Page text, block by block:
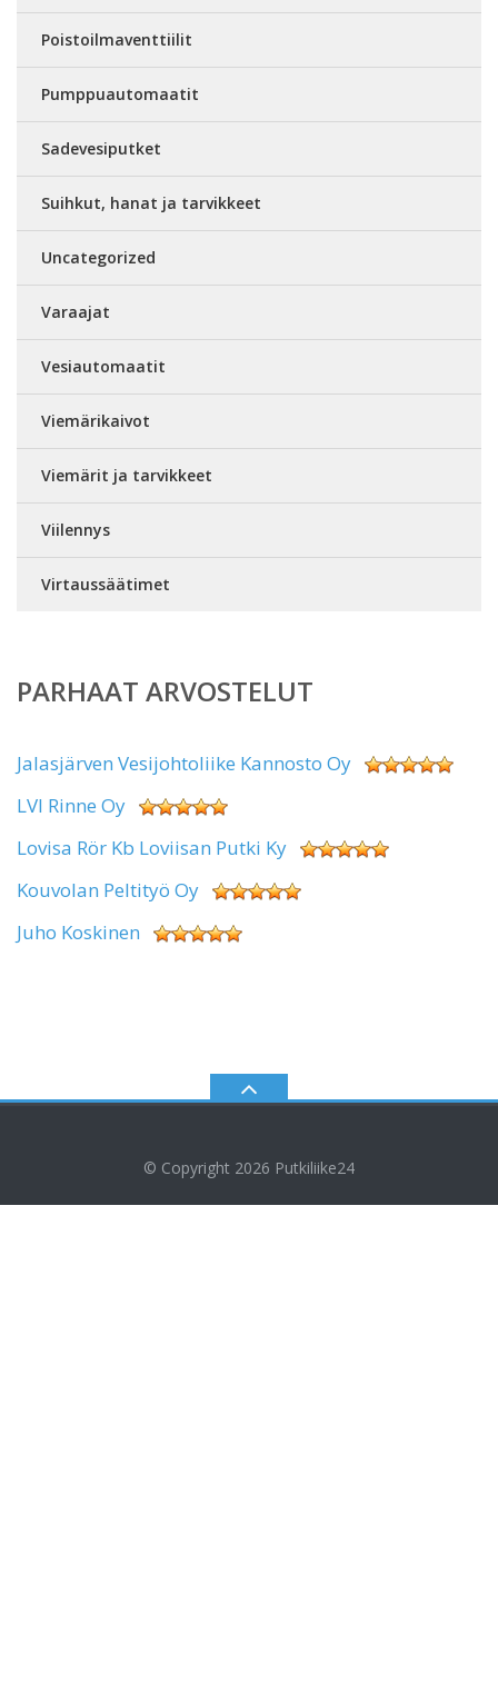
Poistoilmaventtiilit
Pumppuautomaatit
Sadevesiputket
Suihkut, hanat ja tarvikkeet
Uncategorized
Varaajat
Vesiautomaatit
Viemärikaivot
Viemärit ja tarvikkeet
Viilennys
Virtaussäätimet
PARHAAT ARVOSTELUT
Jalasjärven Vesijohtoliike Kannosto Oy
LVI Rinne Oy
Lovisa Rör Kb Loviisan Putki Ky
Kouvolan Peltityö Oy
Juho Koskinen
© Copyright 2026 Putkiliike24